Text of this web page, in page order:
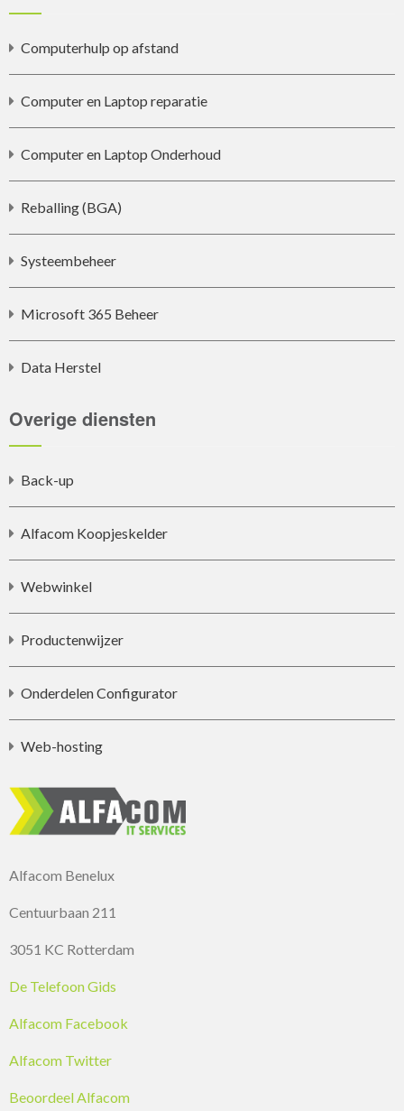
Computerhulp op afstand
Computer en Laptop reparatie
Computer en Laptop Onderhoud
Reballing (BGA)
Systeembeheer
Microsoft 365 Beheer
Data Herstel
Overige diensten
Back-up
Alfacom Koopjeskelder
Webwinkel
Productenwijzer
Onderdelen Configurator
Web-hosting
Alfacom Benelux
Centuurbaan 211
3051 KC Rotterdam
De Telefoon Gids
Alfacom Facebook
Alfacom Twitter
Beoordeel Alfacom